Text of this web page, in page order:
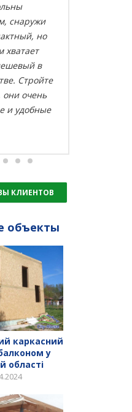
снаружи
но
хватает
в
Стройте
они очень
и удобные
КЛИЕНТОВ
объекты
каркасний
у
області